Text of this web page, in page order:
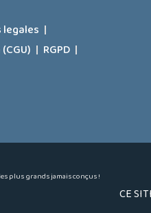
legales
RGPD
plus grands jamais conçus !
CE